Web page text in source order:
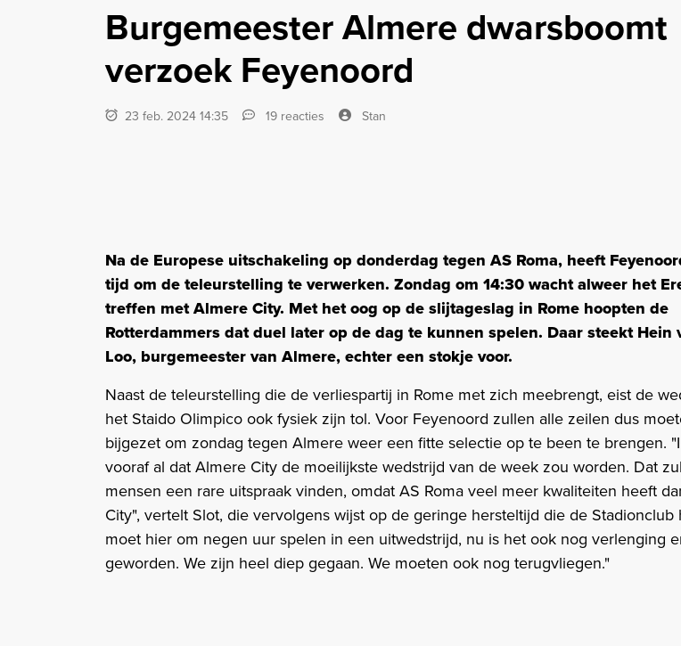
Burgemeester Almere dwarsboomt
verzoek Feyenoord
23 feb. 2024 14:35 19 reacties Stan
Na de Europese uitschakeling op donderdag tegen AS Roma, heeft
tijd om de teleurstelling te verwerken. Zondag om 14:30 wacht alweer het
treffen met Almere City. Met het oog op de slijtageslag in Rome hoopten de
Rotterdammers dat duel later op de dag te kunnen spelen. Daar steekt Hein
Loo, burgemeester van Almere, echter een stokje voor.
Naast de teleurstelling die de verliespartij in Rome met zich meebrengt, eist de
het Staido Olimpico ook fysiek zijn tol. Voor Feyenoord zullen alle zeilen dus
bijgezet om zondag tegen Almere weer een fitte selectie op te been te brengen.
vooraf al dat Almere City de moeilijkste wedstrijd van de week zou worden. Dat
mensen een rare uitspraak vinden, omdat AS Roma veel meer kwaliteiten heeft
City", vertelt Slot, die vervolgens wijst op de geringe hersteltijd die de Stadionclub
moet hier om negen uur spelen in een uitwedstrijd, nu is het ook nog verlenging
geworden. We zijn heel diep gegaan. We moeten ook nog terugvliegen."